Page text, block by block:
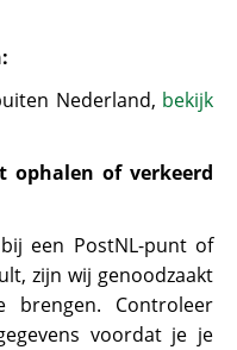
Nederland, bekijk
ophalen of verkeerd
een PostNL-punt of
zijn wij genoodzaakt
Controleer
voordat je je